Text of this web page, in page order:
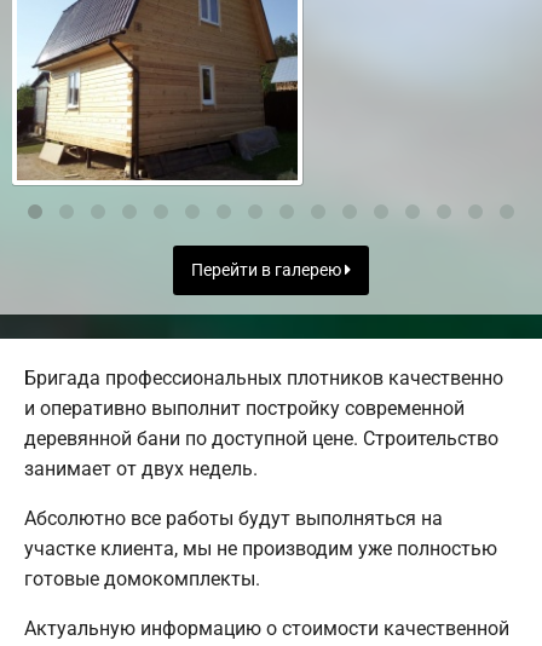
Перейти в галерею
Бригада профессиональных плотников качественно
и оперативно выполнит постройку современной
деревянной бани по доступной цене. Строительство
занимает от двух недель.
Абсолютно все работы будут выполняться на
участке клиента, мы не производим уже полностью
готовые домокомплекты.
Актуальную информацию о стоимости качественной